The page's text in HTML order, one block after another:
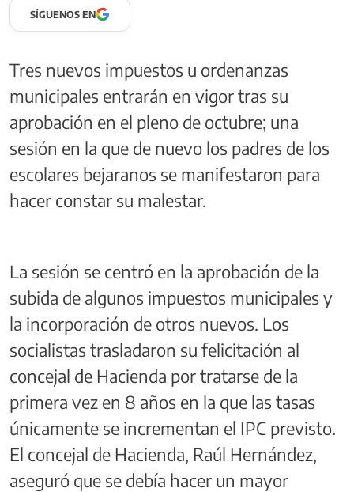
SÍGUENOS EN
Tres nuevos impuestos u ordenanzas
municipales entrarán en vigor tras su
aprobación en el pleno de octubre; una
sesión en la que de nuevo los padres de los
escolares bejaranos se manifestaron para
hacer constar su malestar.
La sesión se centró en la aprobación de la
subida de algunos impuestos municipales y
la incorporación de otros nuevos. Los
socialistas trasladaron su felicitación al
concejal de Hacienda por tratarse de la
primera vez en 8 años en la que las tasas
únicamente se incrementan el IPC previsto.
El concejal de Hacienda, Raúl Hernández,
aseguró que se debía hacer un mayor